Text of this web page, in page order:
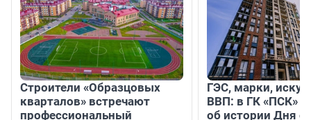
Строители «Образцовых
кварталов» встречают
профессиональный
ГЭС, марки,
ВВП: в ГК «ПСК»
об истории Дня